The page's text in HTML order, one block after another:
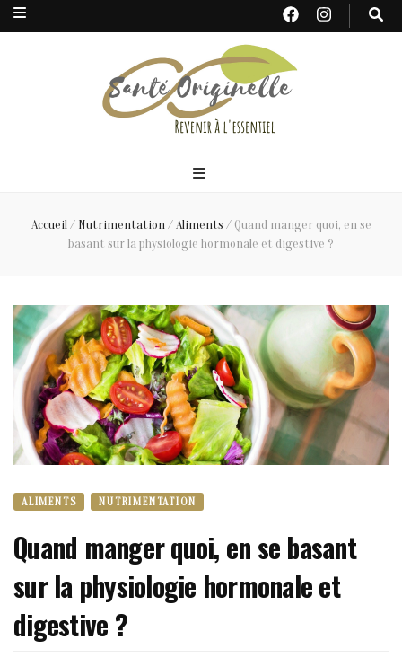
Santé
Originelle
Accueil / Nutrimentation/ Aliments / Quand manger quoi, en se
basant sur la physiologie hormonale et digestive ?
ALIMENTS NUTRIMENTATION
Quand manger quoi, en se basant
sur la physiologie hormonale et
digestive ?